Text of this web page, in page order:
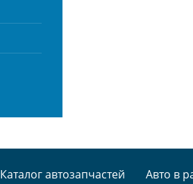
Каталог автозапчастей
Авто в